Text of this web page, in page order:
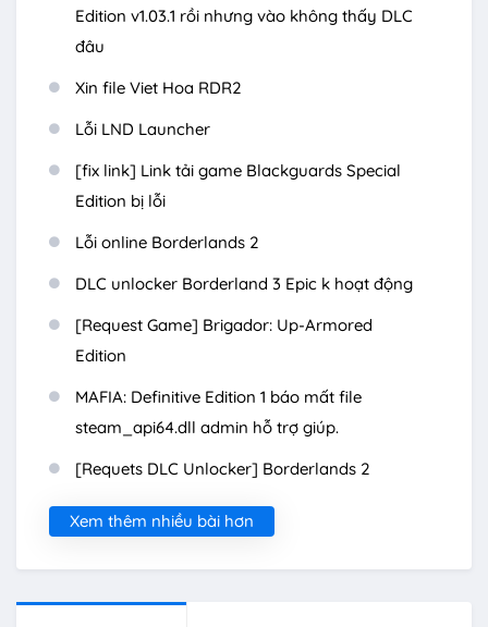
Edition v1.03.1 rồi nhưng vào không thấy DLC
đâu
Xin file Viet Hoa RDR2
Lỗi LND Launcher
[fix link] Link tải game Blackguards Special
Edition bị lỗi
Lỗi online Borderlands 2
DLC unlocker Borderland 3 Epic k hoạt động
[Request Game] Brigador: Up-Armored
Edition
MAFIA: Definitive Edition 1 báo mất file
steam_api64.dll admin hỗ trợ giúp.
[Requets DLC Unlocker] Borderlands 2
Xem thêm nhiều bài hơn